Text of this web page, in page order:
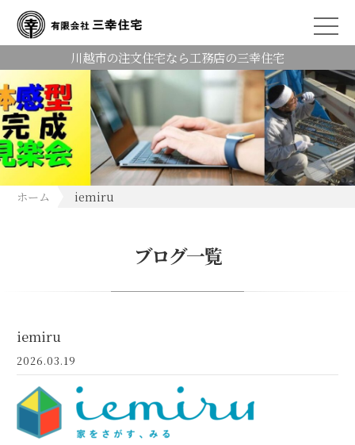
川越市の注文住宅なら工務店の三幸住宅
ホーム iemiru
ブログ一覧
iemiru
2026.03.19